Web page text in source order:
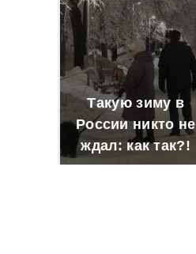
Такую зиму в
России никто не
ждал: как так?!